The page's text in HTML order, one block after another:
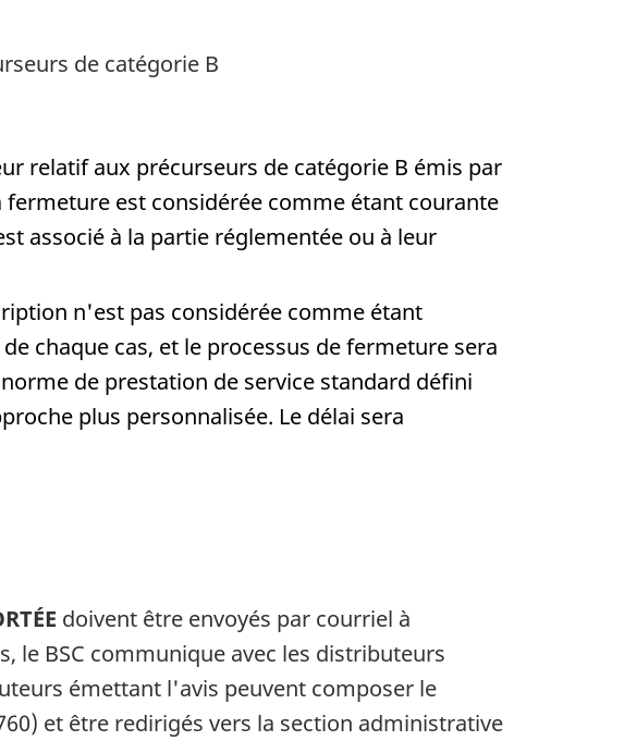
de catégorie B
relatif aux précurseurs de catégorie B émis par
est considérée comme étant courante
associé à la partie réglementée ou à leur
n'est pas considérée comme étant
chaque cas, et le processus de fermeture sera
de prestation de service standard défini
plus personnalisée. Le délai sera
doivent être envoyés par courriel à
le BSC communique avec les distributeurs
émettant l'avis peuvent composer le
et être redirigés vers la section administrative